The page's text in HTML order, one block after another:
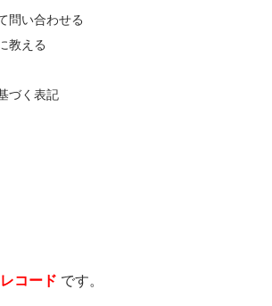
問い合わせる
教える
づく表記
レコード です。